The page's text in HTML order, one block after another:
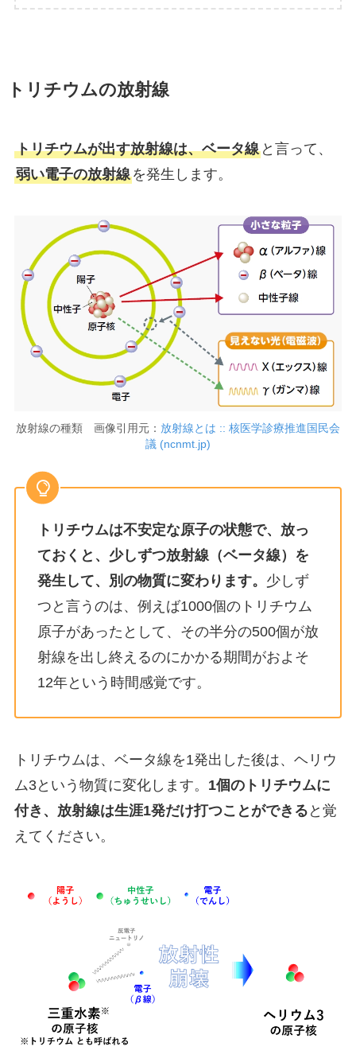
トリチウムの放射線
トリチウムが出す放射線は、ベータ線と言って、
弱い電子の放射線を発生します。
放射線の種類 画像引用元： 放射線とは :: 核医学診療推進国民会
議 (ncnmt.jp)
トリチウムは不安定な原子の状態で、放っ
ておくと、少しずつ放射線（ベータ線）を
発生して、別の物質に変わります。 少しず
つと言うのは、例えば1000個のトリチウム
原子があったとして、その半分の500個が放
射線を出し終えるのにかかる期間がおよそ
12年という時間感覚です。
トリチウムは、ベータ線を1発出した後は、ヘリウ
ム3という物質に変化します。 1個のトリチウムに
付き、放射線は生涯1発だけ打つことができる と覚
えてください。